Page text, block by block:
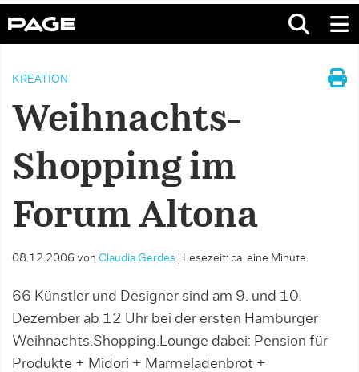
KREATION
Weihnachts-
Shopping im
Forum Altona
08.12.2006 von Claudia Gerdes Lesezeit: ca. eine Minute
66 Künstler und Designer sind am 9. und 10.
Dezember ab 12 Uhr bei der ersten Hamburger
Weihnachts.Shopping.Lounge dabei: Pension für
Produkte + Midori + Marmeladenbrot +